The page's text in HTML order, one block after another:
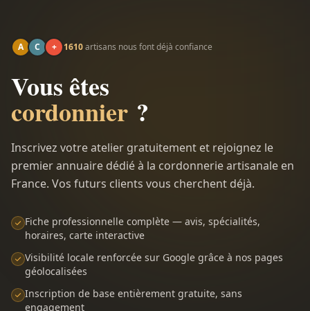
A C + 1610artisans nous font déjà confiance
Vous êtes
cordonnier ?
Inscrivez votre atelier gratuitement et rejoignez le
premier annuaire dédié à la cordonnerie artisanale en
France. Vos futurs clients vous cherchent déjà.
Fiche professionnelle complète — avis, spécialités,
horaires, carte interactive
Visibilité locale renforcée sur Google grâce à nos pages
géolocalisées
Inscription de base entièrement gratuite, sans
engagement